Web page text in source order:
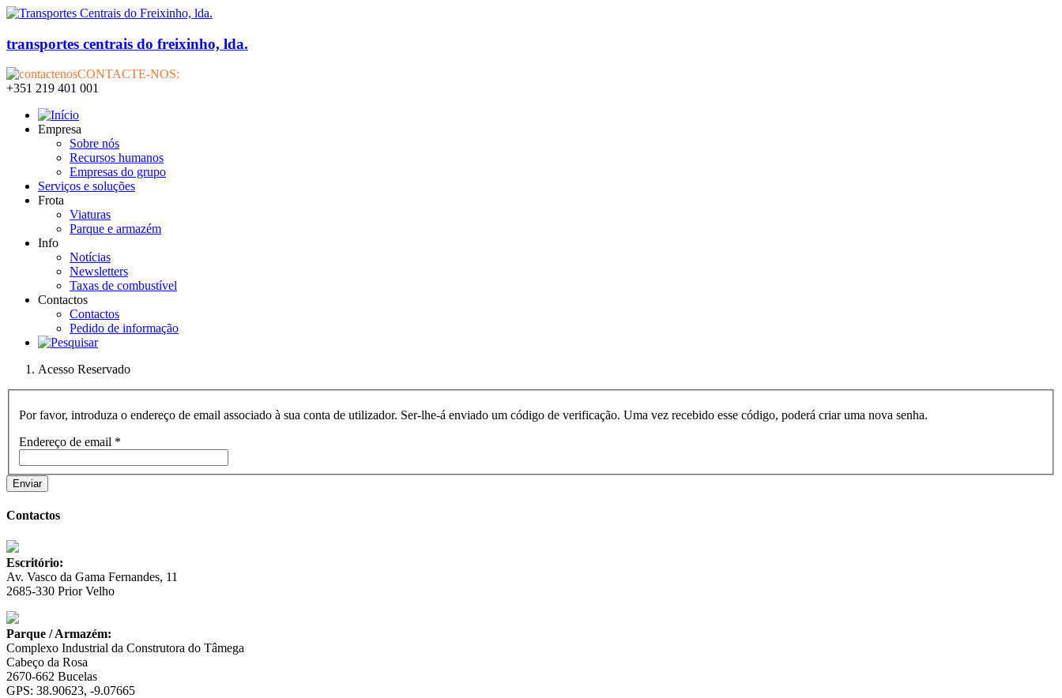
transportes centrais do freixinho, lda.
CONTACTE-NOS:
+351 219 401 001
Empresa
Sobre nós
Recursos humanos
Empresas do grupo
Serviços e soluções
Frota
Viaturas
Parque e armazém
Info
Notícias
Newsletters
Taxas de combustível
Contactos
Contactos
Pedido de informação
Acesso Reservado
Por favor, introduza o endereço de email associado à sua conta de utilizador. Ser-lhe-á enviado um código de verificação. Uma vez recebido esse código, poderá criar uma nova senha.
Endereço de email *
Enviar
Contactos
Escritório:
Av. Vasco da Gama Fernandes, 11
2685-330 Prior Velho
Parque / Armazém:
Complexo Industrial da Construtora do Tâmega
Cabeço da Rosa
2670-662 Bucelas
GPS: 38.90623, -9.07665